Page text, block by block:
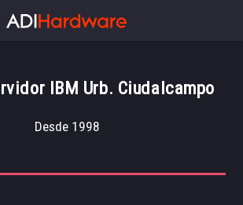
IBM Urb. Ciudalcampo
Desde 1998